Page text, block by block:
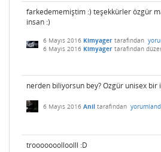
farkedememiştim :) teşekkürler özgür
insan :)
6 Mayıs 2016 Kimyager tarafından
6 Mayıs 2016 Kimyager tarafından
nerden biliyorsun bey? Ozgür unisex bir
6 Mayıs 2016 Anil tarafından
trooooooolloolll :D